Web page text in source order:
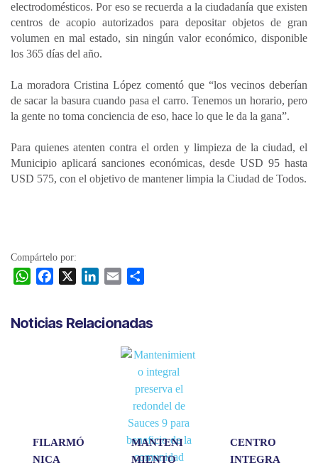
electrodomésticos. Por eso se recuerda a la ciudadanía que existen
centros de acopio autorizados para depositar objetos de gran
volumen en mal estado, sin ningún valor económico, disponible
los 365 días del año.
La moradora Cristina López comentó que “los vecinos deberían
de sacar la basura cuando pasa el carro. Tenemos un horario, pero
la gente no toma conciencia de eso, hace lo que le da la gana”.
Para quienes atenten contra el orden y limpieza de la ciudad, el
Municipio aplicará sanciones económicas, desde USD 95 hasta
USD 575, con el objetivo de mantener limpia la Ciudad de Todos.
Compártelo por:
W
t
e
k
i
l
p
r
t
i
r
Noticias Relacionadas
FILARMÓ
NICA
MANTENI
MIENTO
CENTRO
INTEGRA